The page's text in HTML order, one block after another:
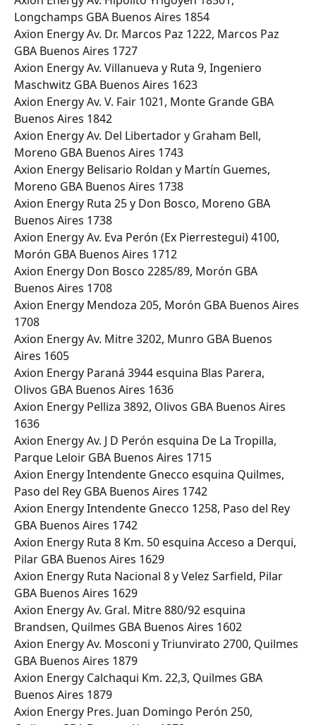
Longchamps GBA Buenos Aires 1854
Axion Energy Av. Dr. Marcos Paz 1222, Marcos Paz
GBA Buenos Aires 1727
Axion Energy Av. Villanueva y Ruta 9, Ingeniero
Maschwitz GBA Buenos Aires 1623
Axion Energy Av. V. Fair 1021, Monte Grande GBA
Buenos Aires 1842
Axion Energy Av. Del Libertador y Graham Bell,
Moreno GBA Buenos Aires 1743
Axion Energy Belisario Roldan y Martín Guemes,
Moreno GBA Buenos Aires 1738
Axion Energy Ruta 25 y Don Bosco, Moreno GBA
Buenos Aires 1738
Axion Energy Av. Eva Perón (Ex Pierrestegui) 4100,
Morón GBA Buenos Aires 1712
Axion Energy Don Bosco 2285/89, Morón GBA
Buenos Aires 1708
Axion Energy Mendoza 205, Morón GBA Buenos Aires
1708
Axion Energy Av. Mitre 3202, Munro GBA Buenos
Aires 1605
Axion Energy Paraná 3944 esquina Blas Parera,
Olivos GBA Buenos Aires 1636
Axion Energy Pelliza 3892, Olivos GBA Buenos Aires
1636
Axion Energy Av. J D Perón esquina De La Tropilla,
Parque Leloir GBA Buenos Aires 1715
Axion Energy Intendente Gnecco esquina Quilmes,
Paso del Rey GBA Buenos Aires 1742
Axion Energy Intendente Gnecco 1258, Paso del Rey
GBA Buenos Aires 1742
Axion Energy Ruta 8 Km. 50 esquina Acceso a Derqui,
Pilar GBA Buenos Aires 1629
Axion Energy Ruta Nacional 8 y Velez Sarfield, Pilar
GBA Buenos Aires 1629
Axion Energy Av. Gral. Mitre 880/92 esquina
Brandsen, Quilmes GBA Buenos Aires 1602
Axion Energy Av. Mosconi y Triunvirato 2700, Quilmes
GBA Buenos Aires 1879
Axion Energy Calchaqui Km. 22,3, Quilmes GBA
Buenos Aires 1879
Axion Energy Pres. Juan Domingo Perón 250,